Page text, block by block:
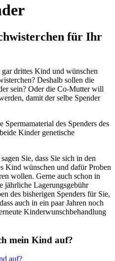
für Ihr
drittes Kind und wünschen
Deshalb sollen die
sein? Oder die Co-Mutter will
damit der selbe Spender
des Spenders des
Kinder genetische
Sie, dass Sie sich in den
Kind wünschen und dafür Proben
wollen. Gerne auch schon in
jährliche Lagerungsgebühr
des bisherigen Spenders für Sie,
auch in ein paar Jahren noch
Kinderwunschbehandlung
mein Kind auf?
auf?